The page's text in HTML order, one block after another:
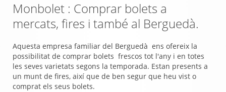
Monbolet : Comprar bolets a
mercats, fires i també al Berguedà.
Aquesta empresa familiar del Berguedà ens ofereix la
possibilitat de comprar bolets frescos tot l'any i en totes
les seves varietats segons la temporada. Estan presents a
un munt de fires, així que de ben segur que heu vist o
comprat els seus bolets.